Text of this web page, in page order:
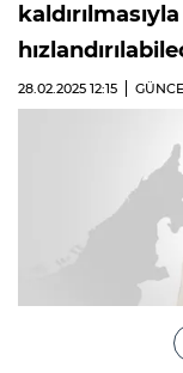
28.02.2025 12:15